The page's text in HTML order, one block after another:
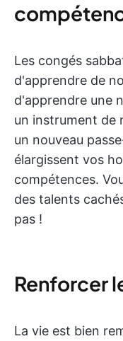
Les congés
d'apprendre de
d'apprendre une
un instrument de
un nouveau
élargissent vos
compétences.
des talents
pas !
Renforcer
La vie est bien